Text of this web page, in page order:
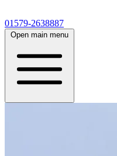
01579-2638887
Open main menu